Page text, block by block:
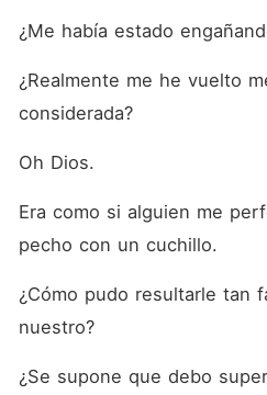
¿Me había estado
¿Realmente me he vuelto
considerada?
Oh Dios.
Era como si alguien me
pecho con un cuchillo.
¿Cómo pudo resultarle tan
nuestro?
¿Se supone que debo